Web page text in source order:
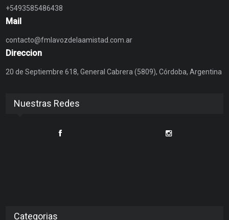
+5493585486438
Mail
contacto@fmlavozdelaamistad.com.ar
Direccion
20 de Septiembre 618, General Cabrera (5809), Córdoba, Argentina
Nuestras Redes
Categorias